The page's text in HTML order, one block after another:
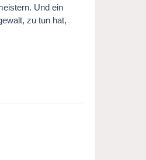
Und ein
zu tun hat,